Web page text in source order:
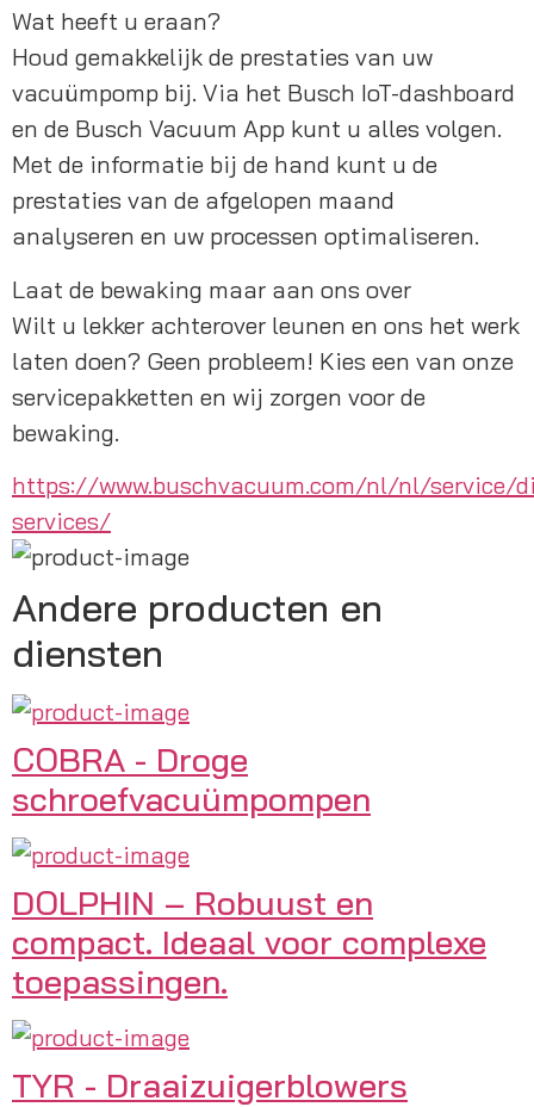
Wat heeft u eraan?
Houd gemakkelijk de prestaties van uw
vacuümpomp bij. Via het Busch IoT-dashboard
en de Busch Vacuum App kunt u alles volgen.
Met de informatie bij de hand kunt u de
prestaties van de afgelopen maand
analyseren en uw processen optimaliseren.
Laat de bewaking maar aan ons over
Wilt u lekker achterover leunen en ons het werk
laten doen? Geen probleem! Kies een van onze
servicepakketten en wij zorgen voor de
bewaking.
https://www.buschvacuum.com/nl/nl/service/
services/
Andere producten en
diensten
COBRA - Droge
schroefvacuümpompen
DOLPHIN – Robuust en
compact. Ideaal voor complexe
toepassingen.
TYR - Draaizuigerblowers